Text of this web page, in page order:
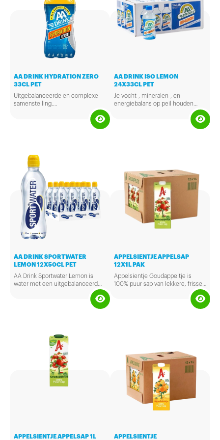
AA DRINK HYDRATION ZERO
33CL PET
Uitgebalanceerde en complexe
samenstelling.
(energievoorraad) in je spieren
maximaal aan, ruim voor of net na
AA DRINK ISO LEMON
24X33CL PET
Je vocht-, mineralen-, en
energiebalans op peil houden
allemaal met een verfrissende
AA DRINK SPORTWATER
LEMON 12X50CL PET
AA Drink Sportwater Lemon is
water met een uitgebalanceerd
mineralen complex speciaal voor
verfrissende citroensmaak en
intensief beweegt is je lichaam uit
balans, je verliest snel vocht en
mineralen. Wil je dat aanvullen
zonder calorieën dan is AA Drink
Sportwater ideaal.
APPELSIENTJE APPELSAP
12X1L PAK
Appelsientje Goudappeltje is
100% puur sap van lekkere, frisse
APPELSIENTJE APPELSAP 1L APPELSIENTJE